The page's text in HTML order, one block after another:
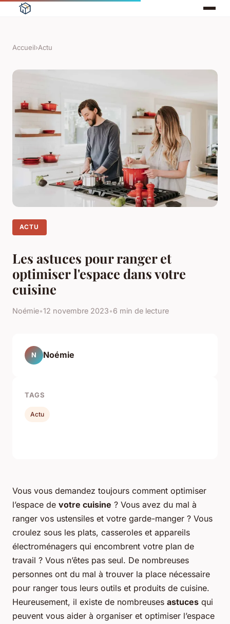
Accueil›Actu
ACTU
Les astuces pour ranger et
optimiser l'espace dans votre
cuisine
Noémie•12 novembre 2023•6 min de lecture
Vous vous demandez toujours comment optimiser
l’espace de votre cuisine ? Vous avez du mal à
ranger vos ustensiles et votre garde-manger ? Vous
croulez sous les plats, casseroles et appareils
électroménagers qui encombrent votre plan de
travail ? Vous n’êtes pas seul. De nombreuses
personnes ont du mal à trouver la place nécessaire
pour ranger tous leurs outils et produits de cuisine.
Heureusement, il existe de nombreuses astuces qui
peuvent vous aider à organiser et optimiser l’espace
N Noémie
TAGS
Actu